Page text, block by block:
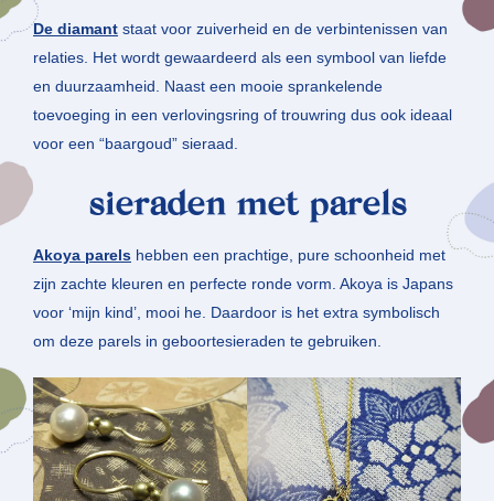
De diamant staat voor zuiverheid en de verbintenissen van
relaties. Het wordt gewaardeerd als een symbool van liefde
en duurzaamheid. Naast een mooie sprankelende
toevoeging in een verlovingsring of trouwring dus ook ideaal
voor een “baargoud” sieraad.
sieraden met parels
Akoya parels hebben een prachtige, pure schoonheid met
zijn zachte kleuren en perfecte ronde vorm. Akoya is Japans
voor ‘mijn kind’, mooi he. Daardoor is het extra symbolisch
om deze parels in geboortesieraden te gebruiken.